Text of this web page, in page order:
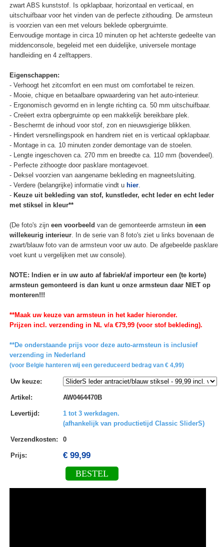
zwart ABS kunststof. Is opklapbaar, horizontaal en verticaal, en
uitschuifbaar voor het vinden van de perfecte zithouding. De armsteun
is voorzien van een met velours beklede opbergruimte.
Eenvoudige montage in circa 10 minuten op het achterste gedeelte van
middenconsole, begeleid met een duidelijke, universele montage
handleiding en 4 zelftappers.
Eigenschappen:
- Verhoogt het zitcomfort en een must om comfortabel te reizen.
- Mooie, chique en betaalbare opwaardering van het auto-interieur.
- Ergonomisch gevormd en in lengte richting ca. 50 mm uitschuifbaar.
- Creëert extra opbergruimte op een makkelijk bereikbare plek.
- Beschermt de inhoud voor stof, zon en nieuwsgierige blikken.
- Hindert versnellingspook en handrem niet en is verticaal opklapbaar.
- Montage in ca. 10 minuten zonder demontage van de stoelen.
- Lengte ingeschoven ca. 270 mm en breedte ca. 110 mm (bovendeel).
- Perfecte zithoogte door pasklare montagevoet.
- Deksel voorzien van aangename bekleding en magneetsluiting.
- Verdere (belangrijke) informatie vindt u hier.
- Keuze uit bekleding van stof, kunstleder, echt leder en echt leder
met stiksel in kleur**
(De foto's zijn een voorbeeld van de gemonteerde armsteun in een
willekeurig interieur. In de serie van 8 foto's ziet u links bovenaan de
zwart/blauw foto van de armsteun voor uw auto. De afgebeelde pasklare
voet kunt u vergelijken met uw console).
NOTE: Indien er in uw auto af fabriek/af importeur een (te korte)
armsteun gemonteerd is dan kunt u onze armsteun daar NIET op
monteren!!!
**Maak uw keuze van armsteun in het kader hieronder.
Prijzen incl. verzending in NL v/a €79,99 (voor stof bekleding).
**De onderstaande prijs voor deze auto-armsteun is inclusief
verzending in Nederland
(voor Belgie hanteren wij een gereduceerd bedrag van € 4,99)
Uw keuze:
Artikel : AW0464470B
Levertijd :
1 tot 3 werkdagen.
(afhankelijk van productietijd Classic SliderS)
Verzendkosten: 0
Prijs: € 99,99
BESTEL